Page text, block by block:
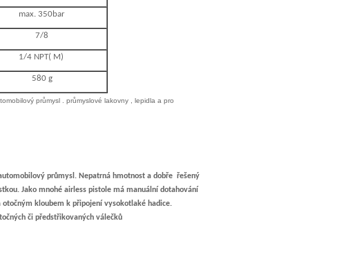
max. 350bar
7/8
1/4 NPT( M)
580 g
průmysl . průmyslové lakovny , lepidla a pro
průmysl. Nepatrná hmotnost a dobře řešený
Jako mnohé airless pistole má manuální dotahování
kloubem k připojení vysokotlaké hadice.
či předstřikovaných válečků